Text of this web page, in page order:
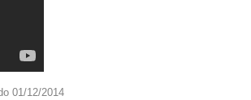
01/12/2014